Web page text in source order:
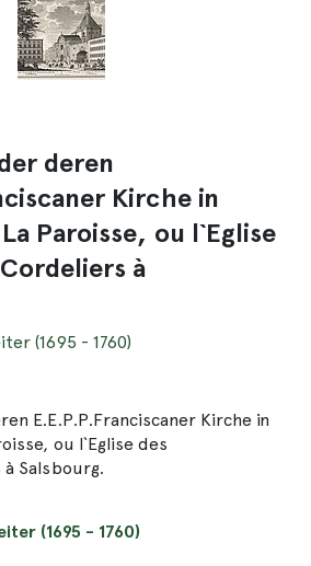
deren
Kirche in
Paroisse, ou l`Eglise
à
(1695 - 1760)
E.E.P.P.Franciscaner Kirche in
ou l`Eglise des
à Salsbourg.
(1695 - 1760)